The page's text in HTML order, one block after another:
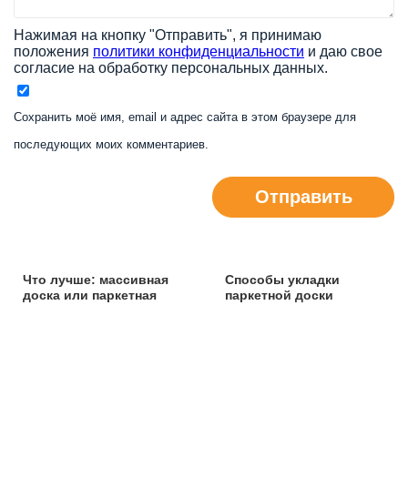
Нажимая на кнопку "Отправить", я принимаю
положения политики конфиденциальности и даю свое
согласие на обработку персональных данных.
Сохранить моё имя, email и адрес сайта в этом браузере для
последующих моих комментариев.
Отправить
Что лучше: массивная
доска или паркетная
Способы укладки
паркетной доски